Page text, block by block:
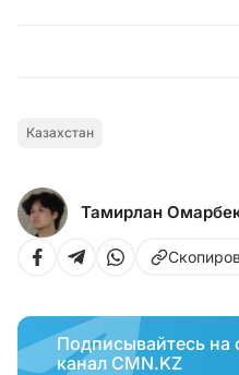
Казахстан
Тамирлан
Подписывайтесь на
канал CMN.KZ